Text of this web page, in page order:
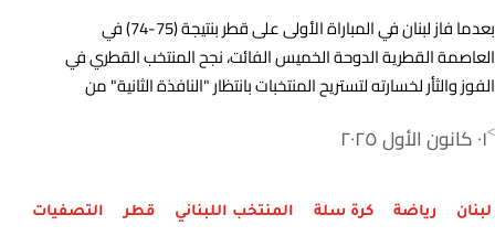
بعدما فاز لبنان في المباراة الأولى على قطر بنتيجة (75-74) في
العاصمة القطرية الدوحة الخميس الفائت، نجح المنتخب القطري في
الفوز والثأر لخسارته لتستريح المنتخبات بانتظار "النافذة الثانية" من
>٠١ كانون الأول ٢٠٢٥
لبنان رياضة كرة سلة المنتخب اللبناني قطر التصفيات